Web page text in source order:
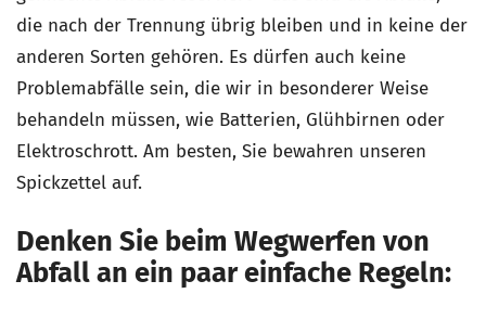
die nach der Trennung übrig bleiben und in keine der
anderen Sorten gehören. Es dürfen auch keine
Problemabfälle sein, die wir in besonderer Weise
behandeln müssen, wie Batterien, Glühbirnen oder
Elektroschrott. Am besten, Sie bewahren unseren
Spickzettel auf.
Denken Sie beim Wegwerfen von
Abfall an ein paar einfache Regeln: